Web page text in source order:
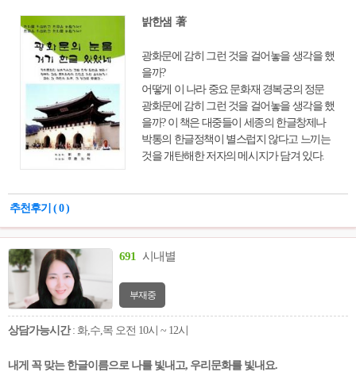
밝한샘 著
광화문에 감히 그런 것을 걸어놓을 생각을 했
을까?
어떻게 이 나라 중요 문화재 경복궁의 정문
광화문에 감히 그런 것을 걸어놓을 생각을 했
을까? 이 책은 대중들이 세종의 한글창제나
박통의 한글정책이 별스럽지 않다고 느끼는
것을 개탄해한 저자의 메시지가 담겨 있다.
추천후기 ( 0 )
691 시내별
부재중
상담가능시간: 화,수,목 오전 10시 ~ 12시
내게 꼭 맞는 한글이름으로 나를 빛내고, 우리문화를 빛내요.